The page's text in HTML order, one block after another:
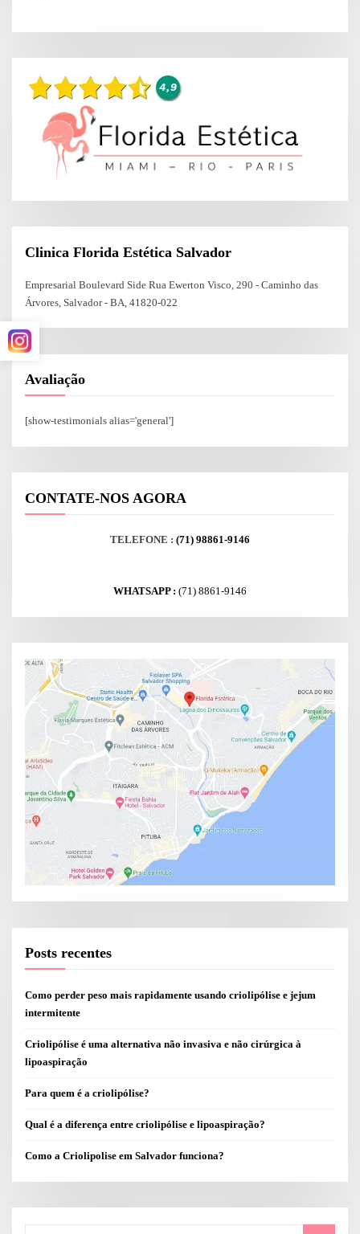
Clinica Florida Estética Salvador
Empresarial Boulevard Side Rua Ewerton Visco, 290 - Caminho das
Árvores, Salvador - BA, 41820-022
Avaliação
[show-testimonials alias='general']
CONTATE-NOS AGORA
TELEFONE : (71) 98861-9146
WHATSAPP : (71) 8861-9146
Posts recentes
Como perder peso mais rapidamente usando criolipólise e jejum
intermitente
Criolipólise é uma alternativa não invasiva e não cirúrgica à
lipoaspiração
Para quem é a criolipólise?
Qual é a diferença entre criolipólise e lipoaspiração?
Como a Criolipolise em Salvador funciona?